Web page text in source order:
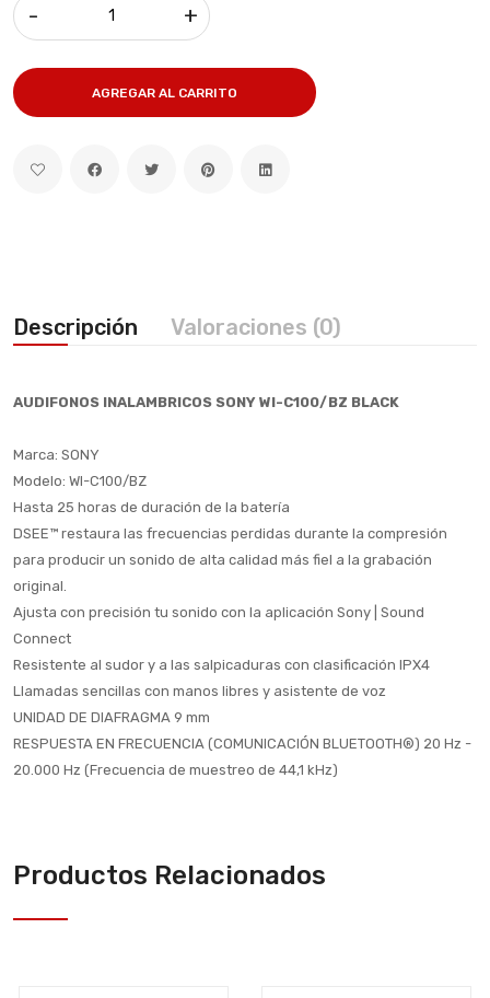
- +
AGREGAR AL CARRITO
Descripción Valoraciones (0)
AUDIFONOS INALAMBRICOS SONY WI-C100/BZ BLACK
Marca: SONY
Modelo: WI-C100/BZ
Hasta 25 horas de duración de la batería
DSEE™ restaura las frecuencias perdidas durante la compresión
para producir un sonido de alta calidad más fiel a la grabación
original.
Ajusta con precisión tu sonido con la aplicación Sony | Sound
Connect
Resistente al sudor y a las salpicaduras con clasificación IPX4
Llamadas sencillas con manos libres y asistente de voz
UNIDAD DE DIAFRAGMA 9 mm
RESPUESTA EN FRECUENCIA (COMUNICACIÓN BLUETOOTH®) 20 Hz -
20.000 Hz (Frecuencia de muestreo de 44,1 kHz)
Productos Relacionados